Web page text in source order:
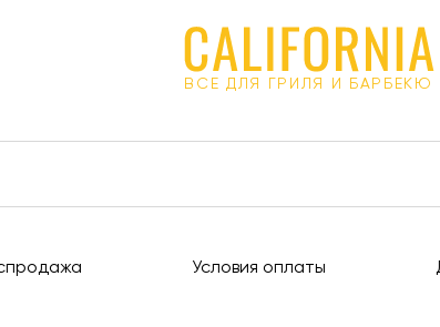
ВСЕ ДЛЯ ГРИЛЯ И БАРБЕКЮ
Условия оплаты